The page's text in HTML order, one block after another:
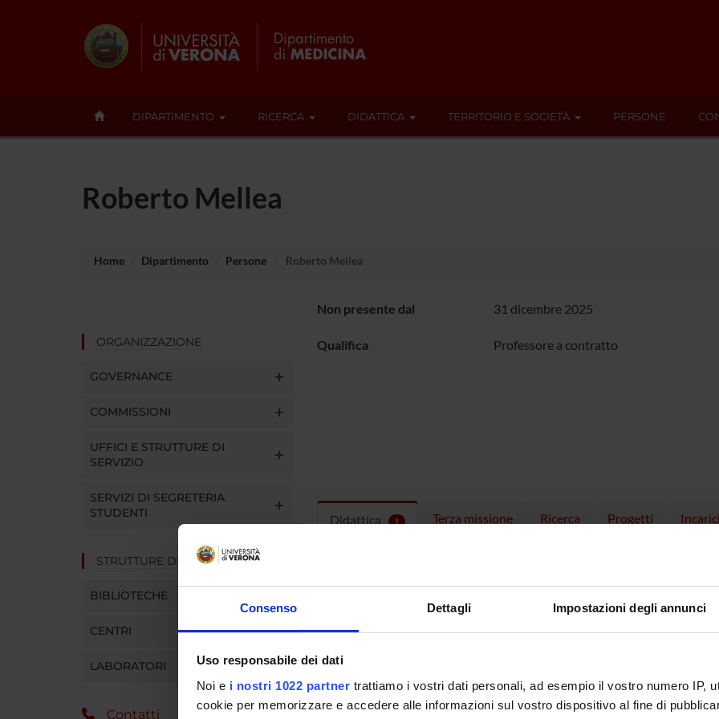
Consenso Dettagli Impostazioni degli annunci
Uso responsabile dei dati
Noi e i nostri 1022 partner trattiamo i vostri dati personali, ad esempio il vostro numero IP,
cookie per memorizzare e accedere alle informazioni sul vostro dispositivo al fine di
DIPARTIMENTO RICERCA DIDATTICA TERRITORIO E SOCIETÀ PERSONE
Roberto Mellea
Home Dipartimento Persone Roberto Mellea
ORGANIZZAZIONE
GOVERNANCE
COMMISSIONI
UFFICI E STRUTTURE DI
SERVIZIO
SERVIZI DI SEGRETERIA
STUDENTI
STRUTTURE DEL DIPARTIMENTO
BIBLIOTECHE
CENTRI
LABORATORI
Contatti
Non presente dal 31 dicembre 2025
Qualifica Professore a contratto
Didattica 1 Terza missione Ricerca Progetti
Insegnamenti attivi nel periodo selezionato:1.
CORSO NOME
CREDITI